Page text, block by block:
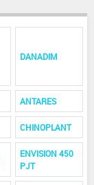
DANADIM
ANTARES
CHINOPLANT
ENVISION 450
PJT